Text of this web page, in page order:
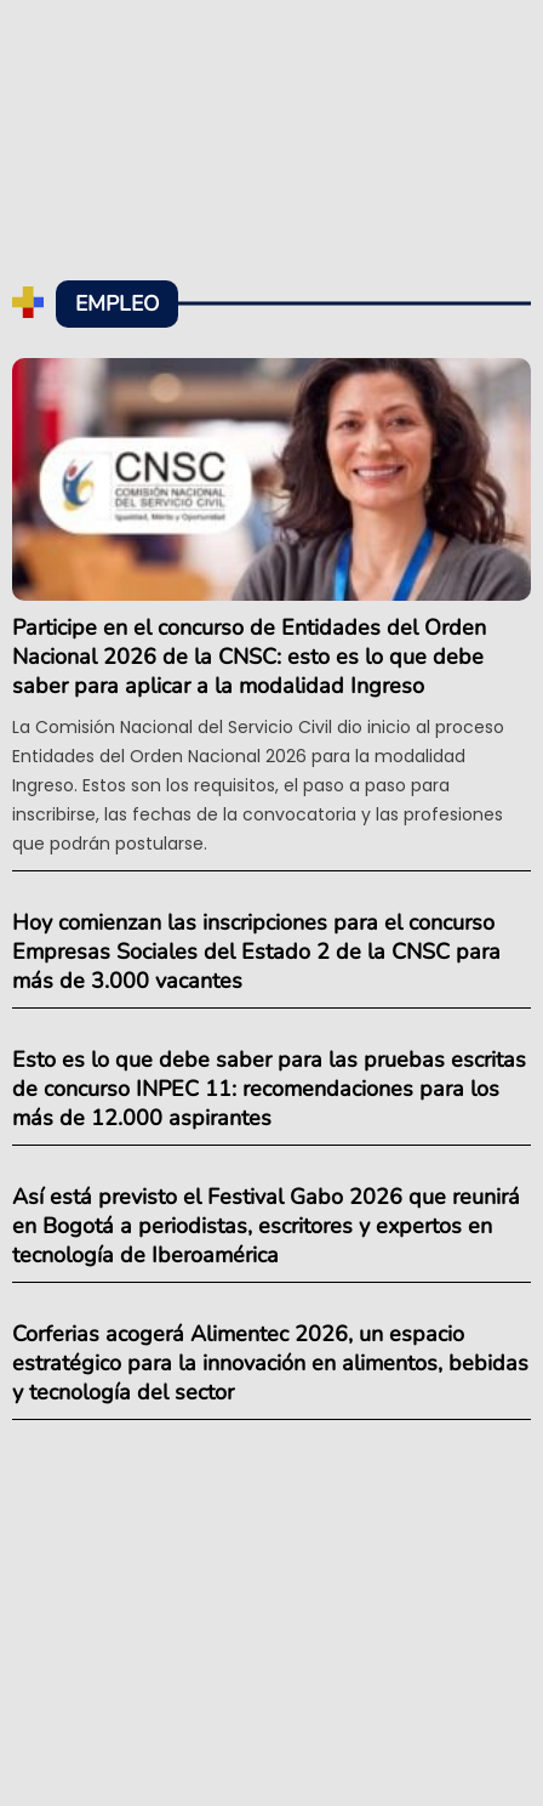
EMPLEO
Participe en el concurso de Entidades del Orden
Nacional 2026 de la CNSC: esto es lo que debe
saber para aplicar a la modalidad Ingreso
La Comisión Nacional del Servicio Civil dio inicio al proceso
Entidades del Orden Nacional 2026 para la modalidad
Ingreso. Estos son los requisitos, el paso a paso para
inscribirse, las fechas de la convocatoria y las profesiones
que podrán postularse.
Hoy comienzan las inscripciones para el concurso
Empresas Sociales del Estado 2 de la CNSC para
más de 3.000 vacantes
Esto es lo que debe saber para las pruebas escritas
de concurso INPEC 11: recomendaciones para los
más de 12.000 aspirantes
Así está previsto el Festival Gabo 2026 que reunirá
en Bogotá a periodistas, escritores y expertos en
tecnología de Iberoamérica
Corferias acogerá Alimentec 2026, un espacio
estratégico para la innovación en alimentos, bebidas
y tecnología del sector